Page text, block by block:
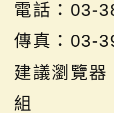
電話：03-
傳真：03-
建議瀏覽
組